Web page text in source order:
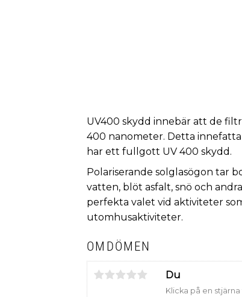
UV400 skydd innebär att de
400 nanometer. Detta
har ett fullgott UV 400 skydd.
Polariserande solglasögon tar
vatten, blöt asfalt, snö och
perfekta valet vid aktiviteter
utomhusaktiviteter.
OMDÖMEN
Du
Klicka på en